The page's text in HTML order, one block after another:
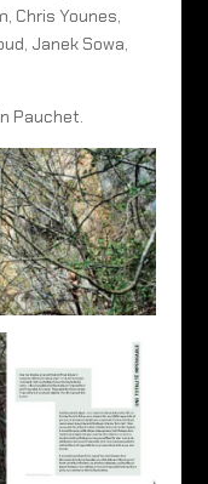
Chris Younes,
Janek Sowa,
Pauchet.